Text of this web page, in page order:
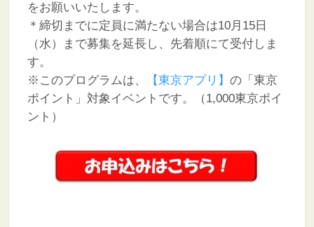
をお願いいたします。
＊締切までに定員に満たない場合は10月15日
（水）まで募集を延長し、先着順にて受付しま
す。
※このプログラムは、
【東京アプリ】 の「東京
ポイント」対象イベントです。（1,000東京ポイ
ント）